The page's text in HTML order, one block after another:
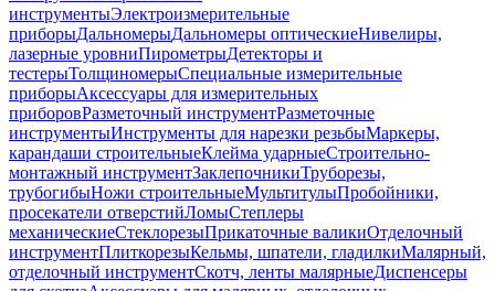
инструментыЭлектроизмерительные
приборыДальномерыДальномеры оптическиеНивелиры,
лазерные уровниПирометрыДетекторы и
тестерыТолщиномерыСпециальные измерительные
приборыАксессуары для измерительных
приборовРазметочный инструментРазметочные
инструментыИнструменты для нарезки резьбыМаркеры,
карандаши строительныеКлейма ударныеСтроительно-
монтажный инструментЗаклепочникиТруборезы,
трубогибыНожи строительныеМультитулыПробойники,
просекатели отверстийЛомыСтеплеры
механическиеСтеклорезыПрикаточные валикиОтделочный
инструментПлиткорезыКельмы, шпатели, гладилкиМалярный,
отделочный инструментСкотч, ленты малярныеДиспенсеры